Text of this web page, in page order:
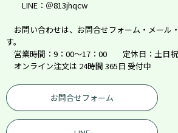
LINE：＠813jhqcw
お問い合わせは、お問合せフォーム・メール
す。
営業時間：9：00～17：00 定休日：土日祝
オンライン注文は 24時間 365日 受付中
お問合せフォーム